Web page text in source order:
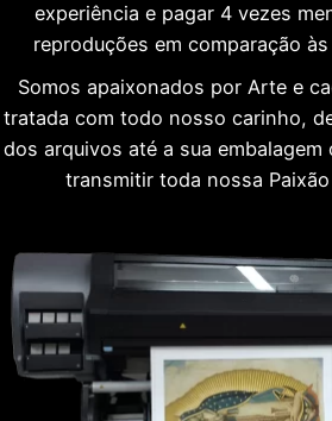
experiência e pagar 4 vezes
reproduções em comparação
Somos apaixonados por Arte e
tratada com todo nosso carinho,
dos arquivos até a sua
transmitir toda nossa